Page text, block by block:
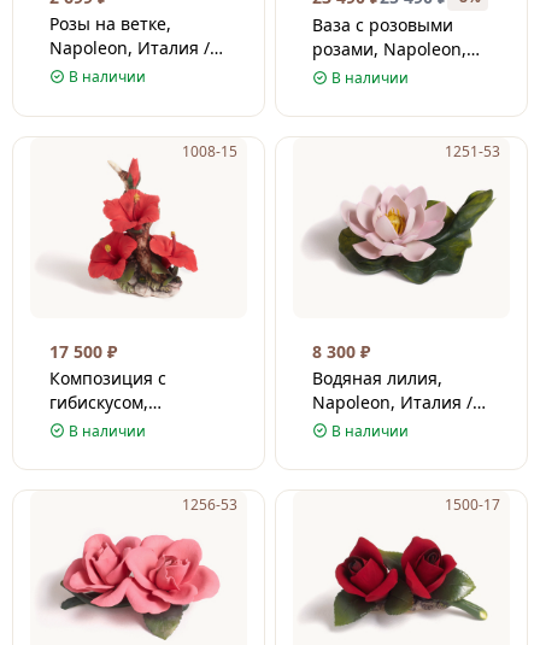
Розы на ветке,
Napoleon, Италия /
Фарфор / 10 см
В наличии
Ваза с розовыми
розами, Napoleon,
Италия / Фарфор / 38
В наличии
1008-15
17 500 ₽
Композиция с
гибискусом,
Napoleon, Италия /
В наличии
1251-53
8 300 ₽
Водяная лилия,
Napoleon, Италия /
Фарфор / 7 см
В наличии
1256-53 1500-17